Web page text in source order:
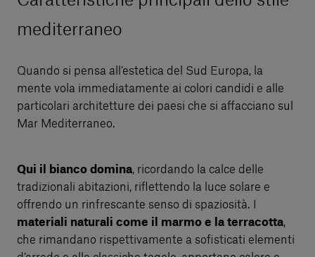
mediterraneo
Quando si pensa all’estetica del Sud Europa, la
mente vola immediatamente ai colori candidi e alle
particolari architetture dei paesi che si affacciano sul
Mar Mediterraneo.
Qui il bianco domina, ricordando la calce delle
tradizionali abitazioni, riflettendo la luce solare e
offrendo un rinfrescante senso di spaziosità. I
materiali naturali come il marmo e la terracotta,
che rimandano rispettivamente a sofisticati elementi